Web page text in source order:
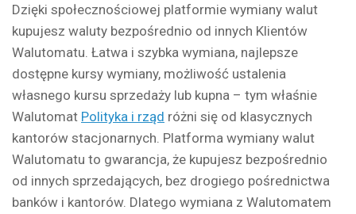
Dzięki społecznościowej platformie wymiany walut
kupujesz waluty bezpośrednio od innych Klientów
Walutomatu. Łatwa i szybka wymiana, najlepsze
dostępne kursy wymiany, możliwość ustalenia
własnego kursu sprzedaży lub kupna – tym właśnie
Walutomat Polityka i rząd różni się od klasycznych
kantorów stacjonarnych. Platforma wymiany walut
Walutomatu to gwarancja, że kupujesz bezpośrednio
od innych sprzedających, bez drogiego pośrednictwa
banków i kantorów. Dlatego wymiana z Walutomatem